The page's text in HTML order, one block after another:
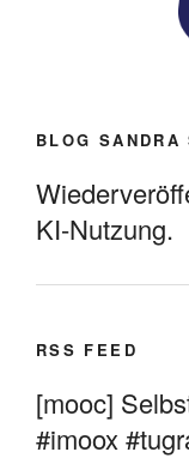
BLOG SANDRA
KI-Nutzung.
RSS FEED
[mooc]
#imoox